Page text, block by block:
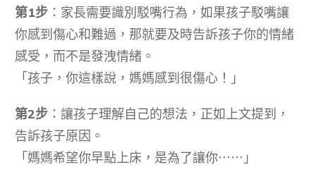
第1步 ：家長需要識別駁嘴行為，如果孩子駁嘴讓
你感到傷心和難過，那就要及時告訴孩子你的情緒
感受，而不是發洩情緒。
「孩子，你這樣說，媽媽感到很傷心！」
第2步 ：讓孩子理解自己的想法，正如上文提到，
告訴孩子原因。
「媽媽希望你早點上床，是為了讓你⋯⋯」